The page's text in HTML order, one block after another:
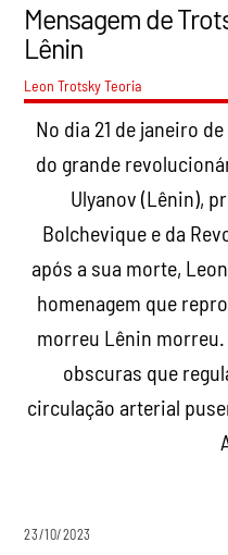
Mensagem de
Lênin
Leon Trotsky Teoria
No dia 21 de janeiro
do grande
Ulyanov (Lênin),
Bolchevique e da
após a sua morte,
homenagem que
morreu Lênin
obscuras que
circulação arterial
23/10/2023